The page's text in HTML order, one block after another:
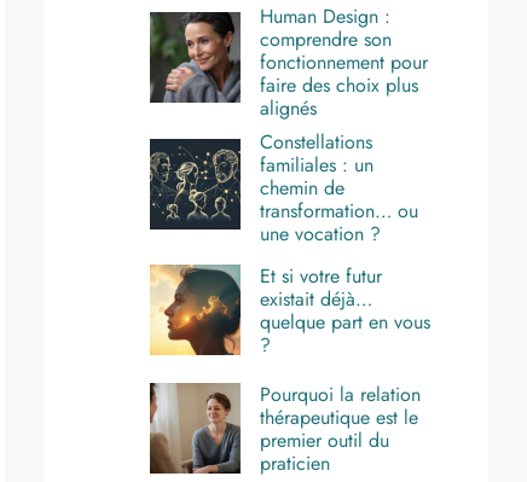
Human Design :
comprendre son
fonctionnement pour
faire des choix plus
alignés
Constellations
familiales : un
chemin de
transformation… ou
une vocation ?
Et si votre futur
existait déjà…
quelque part en vous
?
Pourquoi la relation
thérapeutique est le
premier outil du
praticien